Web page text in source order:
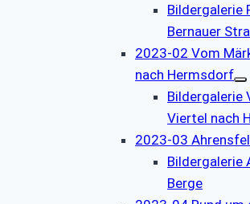
Bildergalerie
Bernauer
2023-02 Vom
nach Hermsdorf
Bildergalerie
Viertel nach
2023-03
Bildergalerie
Berge